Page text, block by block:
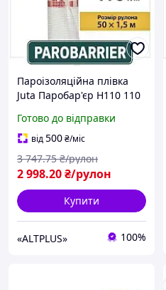
Пароізоляційна плівка
Juta Паробар'єр Н110 110
утеплювача
Готово до відправки
від500₴/міс
2 998.20₴/рулон
3 747.75 ₴/рулон
Купити
«ALTPLUS» 100%